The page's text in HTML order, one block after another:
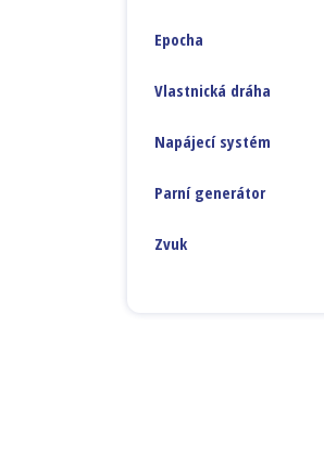
Epocha
Vlastnická dráha
Napájecí systém
Parní generátor
Zvuk